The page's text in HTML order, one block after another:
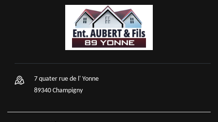
7 quater rue de l' Yonne
89340 Champigny